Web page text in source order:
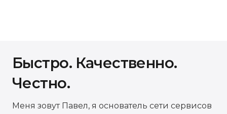
Быстро. Качественно.
Честно.
Меня зовут Павел, я основатель сети сервисов